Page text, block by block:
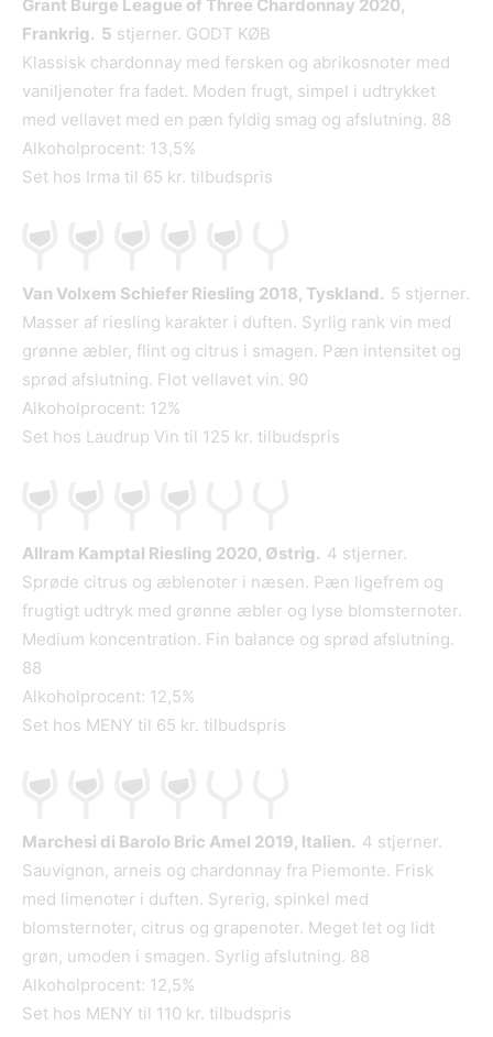
Grant Burge League of Three Chardonnay 2020,
Frankrig. 5 stjerner. GODT KØB
Klassisk chardonnay med fersken og abrikosnoter med
vaniljenoter fra fadet. Moden frugt, simpel i udtrykket
med vellavet med en pæn fyldig smag og afslutning. 88
Alkoholprocent: 13,5%
Set hos Irma til 65 kr. tilbudspris
Van Volxem Schiefer Riesling 2018, Tyskland. 5 stjerner.
Masser af riesling karakter i duften. Syrlig rank vin med
grønne æbler, flint og citrus i smagen. Pæn intensitet og
sprød afslutning. Flot vellavet vin. 90
Alkoholprocent: 12%
Set hos Laudrup Vin til 125 kr. tilbudspris
Allram Kamptal Riesling 2020, Østrig. 4 stjerner.
Sprøde citrus og æblenoter i næsen. Pæn ligefrem og
frugtigt udtryk med grønne æbler og lyse blomsternoter.
Medium koncentration. Fin balance og sprød afslutning.
88
Alkoholprocent: 12,5%
Set hos MENY til 65 kr. tilbudspris
Marchesi di Barolo Bric Amel 2019, Italien. 4 stjerner.
Sauvignon, arneis og chardonnay fra Piemonte. Frisk
med limenoter i duften. Syrerig, spinkel med
blomsternoter, citrus og grapenoter. Meget let og lidt
grøn, umoden i smagen. Syrlig afslutning. 88
Alkoholprocent: 12,5%
Set hos MENY til 110 kr. tilbudspris